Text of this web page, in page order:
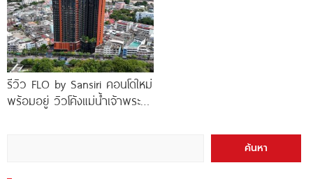
รีวิว FLO by Sansiri คอนโดใหม่
พร้อมอยู่ วิวโค้งแม่น้ำเจ้าพระยา
ค้นหา